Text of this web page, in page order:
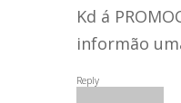
Kd á
informão
Reply